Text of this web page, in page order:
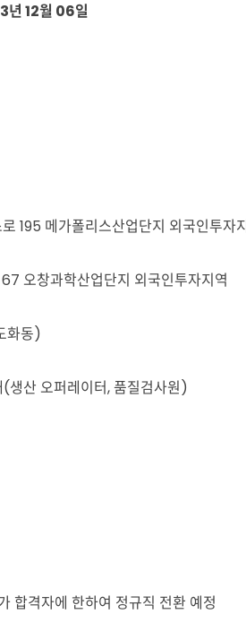
년 12월 06일​
195 메가폴리스산업단지 외국인투자
오창과학산업단지 외국인투자지역
화동)
산 오퍼레이터, 품질검사원)
격자에 한하여 정규직 전환 예정